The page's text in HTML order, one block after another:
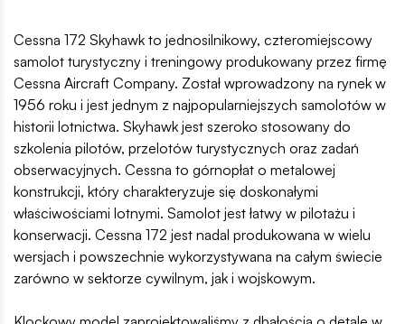
Cessna 172 Skyhawk to jednosilnikowy, czteromiejscowy
samolot turystyczny i treningowy produkowany przez firmę
Cessna Aircraft Company. Został wprowadzony na rynek w
1956 roku i jest jednym z najpopularniejszych samolotów w
historii lotnictwa. Skyhawk jest szeroko stosowany do
szkolenia pilotów, przelotów turystycznych oraz zadań
obserwacyjnych. Cessna to górnopłat o metalowej
konstrukcji, który charakteryzuje się doskonałymi
właściwościami lotnymi. Samolot jest łatwy w pilotażu i
konserwacji. Cessna 172 jest nadal produkowana w wielu
wersjach i powszechnie wykorzystywana na całym świecie
zarówno w sektorze cywilnym, jak i wojskowym.